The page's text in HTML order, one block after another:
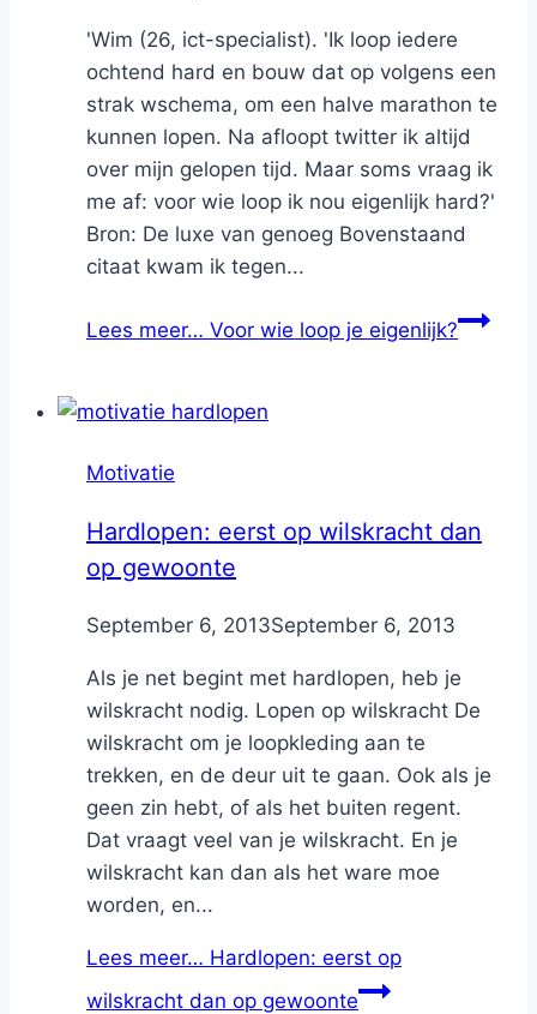
'Wim (26, ict-specialist). 'Ik loop iedere
ochtend hard en bouw dat op volgens een
strak wschema, om een halve marathon te
kunnen lopen. Na afloopt twitter ik altijd
over mijn gelopen tijd. Maar soms vraag ik
me af: voor wie loop ik nou eigenlijk hard?'
Bron: De luxe van genoeg Bovenstaand
citaat kwam ik tegen...
Lees meer… Voor wie loop je eigenlijk?
Motivatie
Hardlopen: eerst op wilskracht dan
op gewoonte
ByNicole
September 6, 2013September 6, 2013
Als je net begint met hardlopen, heb je
wilskracht nodig. Lopen op wilskracht De
wilskracht om je loopkleding aan te
trekken, en de deur uit te gaan. Ook als je
geen zin hebt, of als het buiten regent.
Dat vraagt veel van je wilskracht. En je
wilskracht kan dan als het ware moe
worden, en...
Lees meer… Hardlopen: eerst op
wilskracht dan op gewoonte